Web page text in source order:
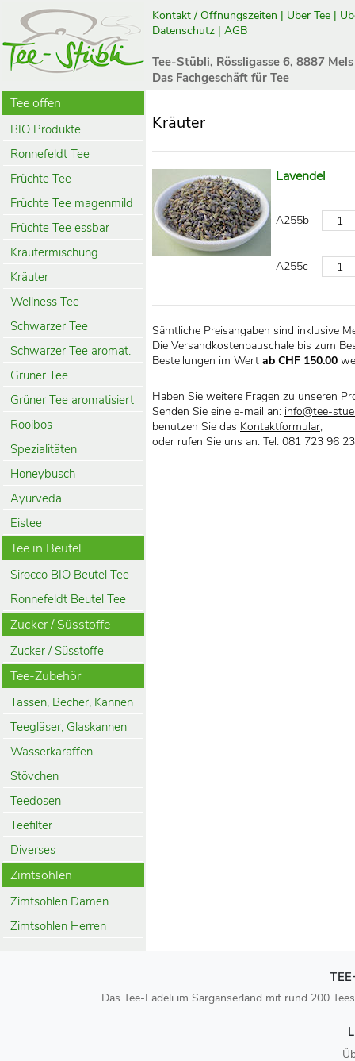
Kontakt / Öffnungszeiten | Über Tee |
Datenschutz | AGB
Tee-Stübli, Rössligasse 6, 8887 Mels
Das Fachgeschäft für Tee
Tee offen
BIO Produkte
Ronnefeldt Tee
Früchte Tee
Früchte Tee magenmild
Früchte Tee essbar
Kräutermischung
Kräuter
Wellness Tee
Schwarzer Tee
Schwarzer Tee aromat.
Grüner Tee
Grüner Tee aromatisiert
Rooibos
Spezialitäten
Honeybusch
Ayurveda
Eistee
Tee in Beutel
Sirocco BIO Beutel Tee
Ronnefeldt Beutel Tee
Zucker / Süsstoffe
Zucker / Süsstoffe
Tee-Zubehör
Tassen, Becher, Kannen
Teegläser, Glaskannen
Wasserkaraffen
Stövchen
Teedosen
Teefilter
Diverses
Zimtsohlen
Zimtsohlen Damen
Zimtsohlen Herren
Kräuter
Lavendel
A255b
A255c
Sämtliche Preisangaben sind inklusive
Die Versandkostenpauschale bis zum
Bestellungen im Wert ab CHF 150.00
Haben Sie weitere Fragen zu unseren
Senden Sie eine e-mail an: info@tee-
benutzen Sie das Kontaktformular,
oder rufen Sie uns an: Tel. 081 723 96 23
Das Tee-Lädeli im Sarganserland mit rund 200